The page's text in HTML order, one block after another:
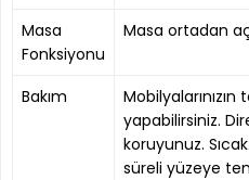
Masa
Fonksiyonu
Masa ortadan
Bakım
yapabilirsiniz.
koruyunuz.
süreli yüzeye